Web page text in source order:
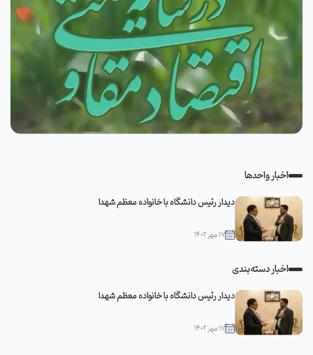
اخبار واحدها
دیدار رئیس دانشگاه با خانواده معظم شهدا
۱۷ مهر ۱۴۰۲
اخبار دسته‌بندی
دیدار رئیس دانشگاه با خانواده معظم شهدا
۱۷ مهر ۱۴۰۲